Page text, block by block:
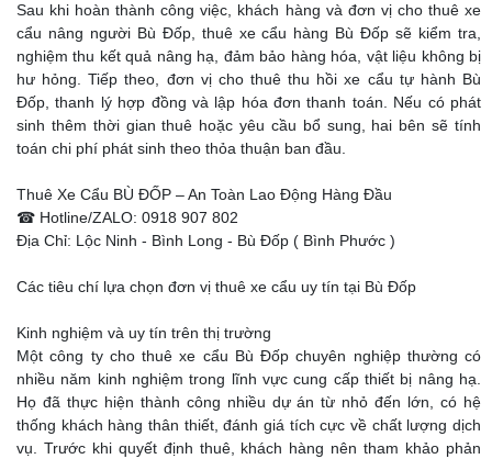
Sau khi hoàn thành công việc, khách hàng và đơn vị cho thuê xe
cẩu nâng người Bù Đốp, thuê xe cẩu hàng Bù Đốp sẽ kiểm tra,
nghiệm thu kết quả nâng hạ, đảm bảo hàng hóa, vật liệu không bị
hư hỏng. Tiếp theo, đơn vị cho thuê thu hồi xe cẩu tự hành Bù
Đốp, thanh lý hợp đồng và lập hóa đơn thanh toán. Nếu có phát
sinh thêm thời gian thuê hoặc yêu cầu bổ sung, hai bên sẽ tính
toán chi phí phát sinh theo thỏa thuận ban đầu.
Thuê Xe Cẩu BÙ ĐỐP – An Toàn Lao Động Hàng Đầu
☎ Hotline/ZALO: 0918 907 802
Địa Chỉ: Lộc Ninh - Bình Long - Bù Đốp ( Bình Phước )
Các tiêu chí lựa chọn đơn vị thuê xe cẩu uy tín tại Bù Đốp
Kinh nghiệm và uy tín trên thị trường
Một công ty cho thuê xe cẩu Bù Đốp chuyên nghiệp thường có
nhiều năm kinh nghiệm trong lĩnh vực cung cấp thiết bị nâng hạ.
Họ đã thực hiện thành công nhiều dự án từ nhỏ đến lớn, có hệ
thống khách hàng thân thiết, đánh giá tích cực về chất lượng dịch
vụ. Trước khi quyết định thuê, khách hàng nên tham khảo phản